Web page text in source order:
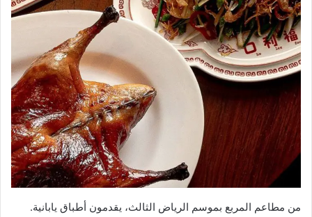
من مطاعم المربع بموسم الرياض الثالث، يقدمون أطباق يابانية.